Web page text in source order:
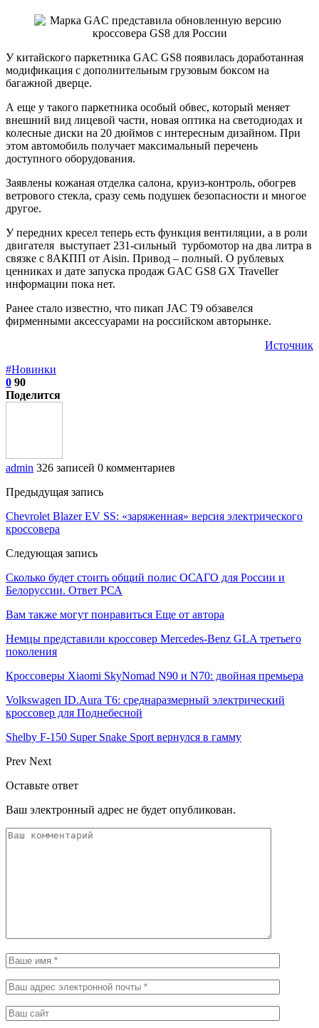
У китайского паркетника GAC GS8 появилась доработанная
модификация с дополнительным грузовым боксом на
багажной дверце.
А еще у такого паркетника особый обвес, который меняет
внешний вид лицевой части, новая оптика на светодиодах и
колесные диски на 20 дюймов с интересным дизайном. При
этом автомобиль получает максимальный перечень
доступного оборудования.
Заявлены кожаная отделка салона, круиз-контроль, обогрев
ветрового стекла, сразу семь подушек безопасности и многое
другое.
У передних кресел теперь есть функция вентиляции, а в роли
двигателя выступает 231-сильный турбомотор на два литра в
связке с 8АКПП от Aisin. Привод – полный. О рублевых
ценниках и дате запуска продаж GAC GS8 GX Traveller
информации пока нет.
Ранее стало известно, что пикап JAC T9 обзавелся
фирменными аксессуарами на российском авторынке.
Источник
#Новинки
0 90
Поделится
admin 326 записей 0 комментариев
Предыдущая запись
Chevrolet Blazer EV SS: «заряженная» версия электрического
кроссовера
Следующая запись
Сколько будет стоить общий полис ОСАГО для России и
Белоруссии. Ответ РСА
Вам также могут понравиться Еще от автора
Немцы представили кроссовер Mercedes-Benz GLA третьего
поколения
Кроссоверы Xiaomi SkyNomad N90 и N70: двойная премьера
Volkswagen ID.Aura T6: среднаразмерный электрический
кроссовер для Поднебесной
Shelby F-150 Super Snake Sport вернулся в гамму
Prev Next
Оставьте ответ
Ваш электронный адрес не будет опубликован.